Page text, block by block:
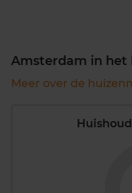
Amsterdam in het
Meer over de